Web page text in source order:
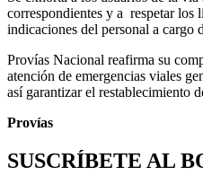
correspondientes y a respetar los
indicaciones del personal a cargo
Provías Nacional reafirma su
atención de emergencias viales
así garantizar el restablecimiento
Provías
SUSCRÍBETE AL